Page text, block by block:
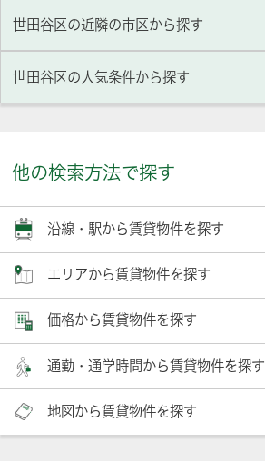
世田谷区の近隣の市区から探す
世田谷区の人気条件から探す
他の検索方法で探す
沿線・駅から賃貸物件を探す
エリアから賃貸物件を探す
価格から賃貸物件を探す
通勤・通学時間から賃貸物件を探す
地図から賃貸物件を探す